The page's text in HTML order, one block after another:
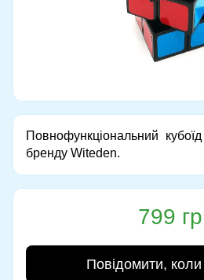
Повнофункціональний
бренду Witeden.
799
Повідомити, коли